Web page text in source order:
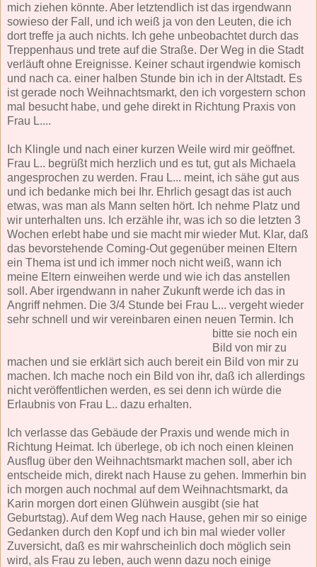
mich ziehen könnte. Aber letztendlich ist das irgendwann
sowieso der Fall, und ich weiß ja von den Leuten, die ich
dort treffe ja auch nichts. Ich gehe unbeobachtet durch das
Treppenhaus und trete auf die Straße. Der Weg in die Stadt
verläuft ohne Ereignisse. Keiner schaut irgendwie komisch
und nach ca. einer halben Stunde bin ich in der Altstadt. Es
ist gerade noch Weihnachtsmarkt, den ich vorgestern schon
mal besucht habe, und gehe direkt in Richtung Praxis von
Frau L....
Ich Klingle und nach einer kurzen Weile wird mir geöffnet.
Frau L.. begrüßt mich herzlich und es tut, gut als Michaela
angesprochen zu werden. Frau L... meint, ich sähe gut aus
und ich bedanke mich bei Ihr. Ehrlich gesagt das ist auch
etwas, was man als Mann selten hört. Ich nehme Platz und
wir unterhalten uns. Ich erzähle ihr, was ich so die letzten 3
Wochen erlebt habe und sie macht mir wieder Mut. Klar, daß
das bevorstehende Coming-Out gegenüber meinen Eltern
ein Thema ist und ich immer noch nicht weiß, wann ich
meine Eltern einweihen werde und wie ich das anstellen
soll. Aber irgendwann in naher Zukunft werde ich das in
Angriff nehmen. Die 3/4 Stunde bei Frau L... vergeht wieder
sehr schnell und wir vereinbaren einen neuen Termin. Ich
bitte sie noch ein
Bild von mir zu
machen und sie erklärt sich auch bereit ein Bild von mir zu
machen. Ich mache noch ein Bild von ihr, daß ich allerdings
nicht veröffentlichen werden, es sei denn ich würde die
Erlaubnis von Frau L.. dazu erhalten.
Ich verlasse das Gebäude der Praxis und wende mich in
Richtung Heimat. Ich überlege, ob ich noch einen kleinen
Ausflug über den Weihnachtsmarkt machen soll, aber ich
entscheide mich, direkt nach Hause zu gehen. Immerhin bin
ich morgen auch nochmal auf dem Weihnachtsmarkt, da
Karin morgen dort einen Glühwein ausgibt (sie hat
Geburtstag). Auf dem Weg nach Hause, gehen mir so einige
Gedanken durch den Kopf und ich bin mal wieder voller
Zuversicht, daß es mir wahrscheinlich doch möglich sein
wird, als Frau zu leben, auch wenn dazu noch einige